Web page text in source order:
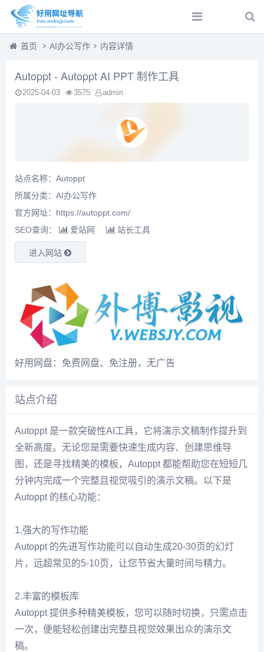
首页 AI办公写作 内容详情
Autoppt - Autoppt AI PPT 制作工具
2025-04-03 3575 admin
站点名称：Autoppt
所属分类： AI办公写作
官方网址：https://autoppt.com/
SEO查询：
爱站网 站长工具
进入网站
好用网盘：免费网盘、免注册，无广告
站点介绍
Autoppt 是一款突破性AI工具，它将演示文稿制作提升到
全新高度。无论您是需要快速生成内容、创建思维导
图，还是寻找精美的模板，Autoppt 都能帮助您在短短几
分钟内完成一个完整且视觉吸引的演示文稿。以下是
Autoppt 的核心功能：
1.强大的写作功能
Autoppt 的先进写作功能可以自动生成20-30页的幻灯
片，远超常见的5-10页，让您节省大量时间与精力。
2.丰富的模板库
Autoppt 提供多种精美模板，您可以随时切换，只需点击
一次，便能轻松创建出完整且视觉效果出众的演示文
稿。